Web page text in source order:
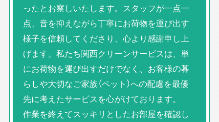
ったとお察しいたします。スタッフが一点一
点、音を抑えながら丁寧にお荷物を運び出す
様子を信頼してくださり、心より感謝申し上
げます。私たち関西クリーンサービスは、単
にお荷物を運び出すだけでなく、お客様の暮
らしや大切なご家族（ペット）への配慮を最優
先に考えたサービスを心がけております。
作業を終えてスッキリとしたお部屋を確認し